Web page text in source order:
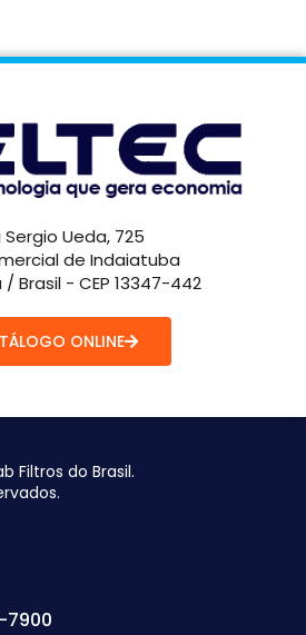
Sergio Ueda, 725
de Indaiatuba
Brasil - CEP 13347-442
ONLINE
Filtros do Brasil.
7900